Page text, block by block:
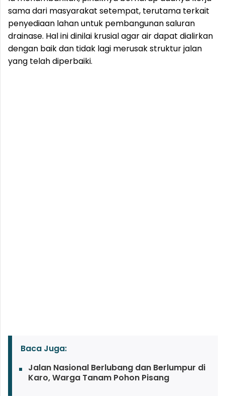
sama dari masyarakat setempat, terutama terkait
penyediaan lahan untuk pembangunan saluran
drainase. Hal ini dinilai krusial agar air dapat dialirkan
dengan baik dan tidak lagi merusak struktur jalan
yang telah diperbaiki.
Baca Juga:
Jalan Nasional Berlubang dan Berlumpur di
Karo, Warga Tanam Pohon Pisang